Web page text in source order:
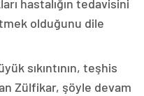
hastalığın tedavisini
olduğunu dile
sıkıntının, teşhis
Zülfikar, şöyle devam